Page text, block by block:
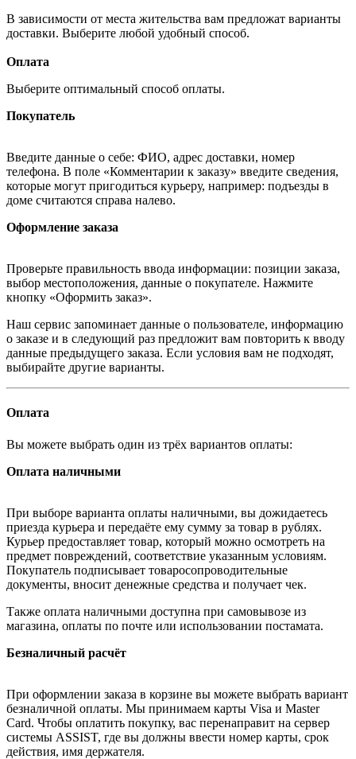
В зависимости от места жительства вам предложат варианты
доставки. Выберите любой удобный способ.
Оплата
Выберите оптимальный способ оплаты.
Покупатель
Введите данные о себе: ФИО, адрес доставки, номер
телефона. В поле «Комментарии к заказу» введите сведения,
которые могут пригодиться курьеру, например: подъезды в
доме считаются справа налево.
Оформление заказа
Проверьте правильность ввода информации: позиции заказа,
выбор местоположения, данные о покупателе. Нажмите
кнопку «Оформить заказ».
Наш сервис запоминает данные о пользователе, информацию
о заказе и в следующий раз предложит вам повторить к вводу
данные предыдущего заказа. Если условия вам не подходят,
выбирайте другие варианты.
Оплата
Вы можете выбрать один из трёх вариантов оплаты:
Оплата наличными
При выборе варианта оплаты наличными, вы дожидаетесь
приезда курьера и передаёте ему сумму за товар в рублях.
Курьер предоставляет товар, который можно осмотреть на
предмет повреждений, соответствие указанным условиям.
Покупатель подписывает товаросопроводительные
документы, вносит денежные средства и получает чек.
Также оплата наличными доступна при самовывозе из
магазина, оплаты по почте или использовании постамата.
Безналичный расчёт
При оформлении заказа в корзине вы можете выбрать вариант
безналичной оплаты. Мы принимаем карты Visa и Master
Card. Чтобы оплатить покупку, вас перенаправит на сервер
системы ASSIST, где вы должны ввести номер карты, срок
действия, имя держателя.